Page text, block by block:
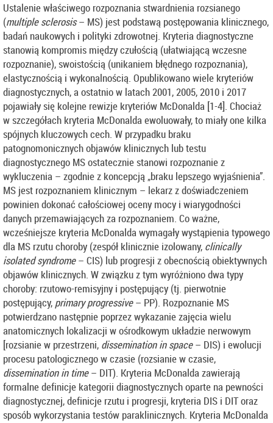
Ustalenie właściwego rozpoznania stwardnienia rozsianego
(multiple sclerosis– MS) jest podstawą postępowania klinicznego,
badań naukowych i polityki zdrowotnej. Kryteria diagnostyczne
stanowią kompromis między czułością (ułatwiającą wczesne
rozpoznanie), swoistością (unikaniem błędnego rozpoznania),
elastycznością i wykonalnością. Opublikowano wiele kryteriów
diagnostycznych, a ostatnio w latach 2001, 2005, 2010 i 2017
pojawiały się kolejne rewizje kryteriów McDonalda [1-4]. Chociaż
w szczegółach kryteria McDonalda ewoluowały, to miały one kilka
spójnych kluczowych cech. W przypadku braku
patognomonicznych objawów klinicznych lub testu
diagnostycznego MS ostatecznie stanowi rozpoznanie z
wykluczenia – zgodnie z koncepcją „braku lepszego wyjaśnienia”.
MS jest rozpoznaniem klinicznym – lekarz z doświadczeniem
powinien dokonać całościowej oceny mocy i wiarygodności
danych przemawiających za rozpoznaniem. Co ważne,
wcześniejsze kryteria McDonalda wymagały wystąpienia typowego
dla MS rzutu choroby (zespół klinicznie izolowany, clinically
isolated syndrome– CIS) lub progresji z obecnością obiektywnych
objawów klinicznych. W związku z tym wyróżniono dwa typy
choroby: rzutowo-remisyjny i postępujący (tj. pierwotnie
postępujący, primary progressive– PP). Rozpoznanie MS
potwierdzano następnie poprzez wykazanie zajęcia wielu
anatomicznych lokalizacji w ośrodkowym układzie nerwowym
[rozsianie w przestrzeni, dissemination in space– DIS) i ewolucji
procesu patologicznego w czasie (rozsianie w czasie,
dissemination in time– DIT). Kryteria McDonalda zawierają
formalne definicje kategorii diagnostycznych oparte na pewności
diagnostycznej, definicje rzutu i progresji, kryteria DIS i DIT oraz
sposób wykorzystania testów paraklinicznych. Kryteria McDonalda